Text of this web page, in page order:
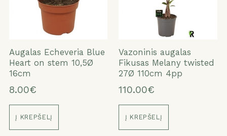
Augalas Echeveria Blue
Heart on stem 10,5Ø
16cm
8.00€
Į KREPŠELĮ
Vazoninis augalas
Fikusas Melany twisted
27Ø 110cm 4pp
110.00€
Į KREPŠELĮ